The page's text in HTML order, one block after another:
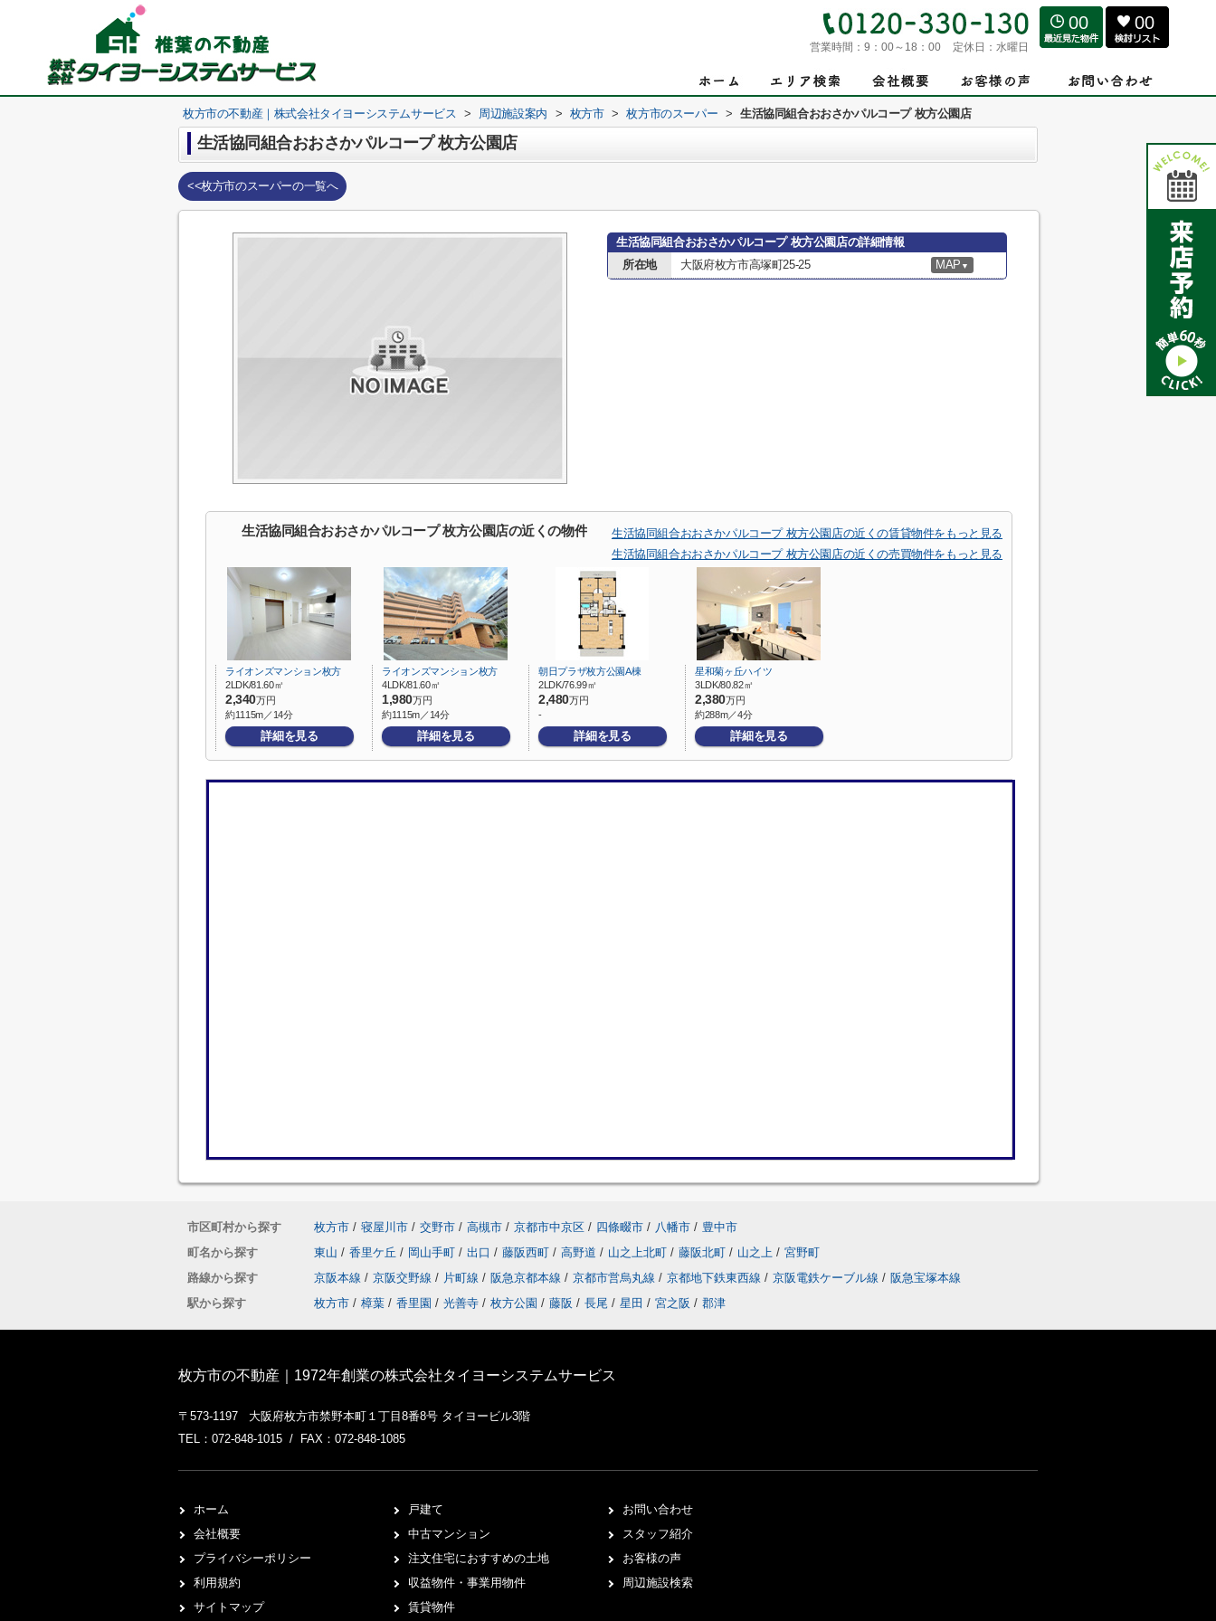
営業時間： 9：00～18：00 定休日： 水曜日
00 00
枚方市の不動産｜株式会社タイヨーシステムサービス > 周辺施設案内 > 枚方市 > 枚方市のスーパー > 生活協同組合おおさかパルコープ 枚方公園店
生活協同組合おおさかパルコープ 枚方公園店
<<枚方市のスーパーの一覧へ
生活協同組合おおさかパルコープ 枚方公園店の詳細情報
所在地
大阪府枚方市高塚町25-25 MAP ▼
生活協同組合おおさかパルコープ 枚方公園店の近くの物件
生活協同組合おおさかパルコープ 枚方公園店の近くの賃貸物件をもっと見る
生活協同組合おおさかパルコープ 枚方公園店の近くの売買物件をもっと見る
ライオンズマンション枚方
2LDK/81.60㎡
2,340万円
約1115m／14分
詳細を見る
ライオンズマンション枚方
4LDK/81.60㎡
1,980万円
約1115m／14分
詳細を見る
朝日プラザ枚方公園A棟
2LDK/76.99㎡
2,480万円
-
詳細を見る
星和菊ヶ丘ハイツ
3LDK/80.82㎡
2,380万円
約288m／4分
詳細を見る
市区町村から探す 枚方市 / 寝屋川市 / 交野市 / 高槻市 / 京都市中京区 / 四條畷市 / 八幡市 / 豊中市
町名から探す
東山 / 香里ケ丘 / 岡山手町 / 出口 / 藤阪西町 / 高野道 / 山之上北町 / 藤阪北町 / 山之上 / 宮野町
路線から探す
京阪本線 / 京阪交野線 / 片町線 / 阪急京都本線 / 京都市営烏丸線 / 京都地下鉄東西線 / 京阪電鉄ケーブル線 / 阪急宝塚本線
駅から探す
枚方市 / 樟葉 / 香里園 / 光善寺 / 枚方公園 / 藤阪 / 長尾 / 星田 / 宮之阪 / 郡津
枚方市の不動産｜1972年創業の株式会社タイヨーシステムサービス
〒573-1197 大阪府枚方市禁野本町１丁目8番8号 タイヨービル3階
TEL：072-848-1015 / FAX：072-848-1085
ホーム
会社概要
プライバシーポリシー
利用規約
サイトマップ
戸建て
中古マンション
注文住宅におすすめの土地
収益物件・事業用物件
賃貸物件
お問い合わせ
スタッフ紹介
お客様の声
周辺施設検索